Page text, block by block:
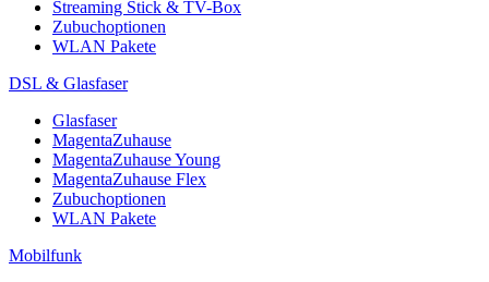
Streaming Stick & TV-Box
Zubuchoptionen
WLAN Pakete
DSL & Glasfaser
Glasfaser
MagentaZuhause
MagentaZuhause Young
MagentaZuhause Flex
Zubuchoptionen
WLAN Pakete
Mobilfunk